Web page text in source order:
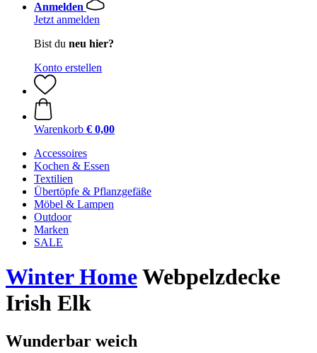
Anmelden
Jetzt anmelden
Bist du neu hier?
Konto erstellen
Warenkorb € 0,00
Accessoires
Kochen & Essen
Textilien
Übertöpfe & Pflanzgefäße
Möbel & Lampen
Outdoor
Marken
SALE
Winter HomeWebpelzdecke
Irish Elk
Wunderbar weich